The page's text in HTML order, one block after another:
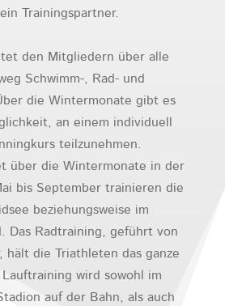
Trainingspartner.
den Mitgliedern über alle
Schwimm-, Rad- und
die Wintermonate gibt es
an einem individuell
teilzunehmen.
über die Wintermonate in der
bis September trainieren die
beziehungsweise im
Das Radtraining, geführt von
hält die Triathleten das ganze
wird sowohl im
auf der Bahn, als auch